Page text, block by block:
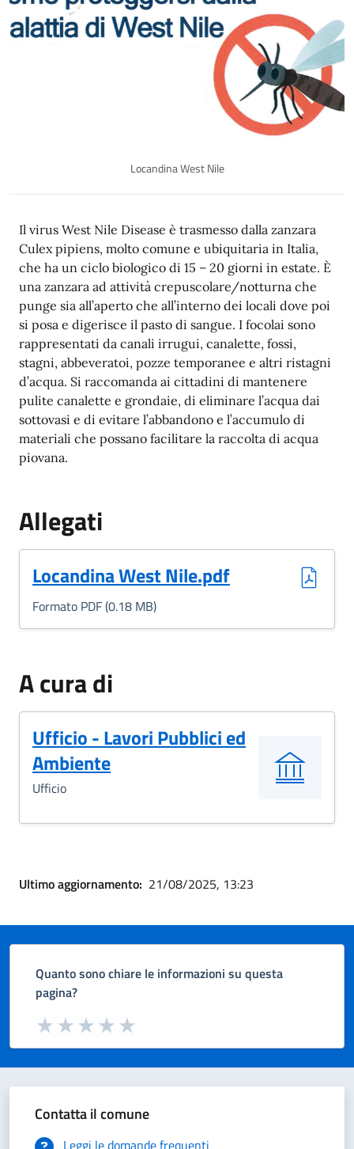
Locandina West Nile
Descrizione
Il virus West Nile Disease è trasmesso dalla zanzara
Culex pipiens, molto comune e ubiquitaria in Italia,
che ha un ciclo biologico di 15 – 20 giorni in estate. È
una zanzara ad attività crepuscolare/notturna che
punge sia all’aperto che all’interno dei locali dove poi
si posa e digerisce il pasto di sangue. I focolai sono
rappresentati da canali irrugui, canalette, fossi,
stagni, abbeveratoi, pozze temporanee e altri ristagni
d’acqua. Si raccomanda ai cittadini di mantenere
pulite canalette e grondaie, di eliminare l’acqua dai
sottovasi e di evitare l’abbandono e l’accumulo di
materiali che possano facilitare la raccolta di acqua
piovana.
Allegati
Locandina West Nile.pdf
(Formato PDF, 0.18 MB)
Formato PDF (0.18 MB)
A cura di
Ufficio - Lavori Pubblici ed
Ambiente
Ufficio
Ultimo aggiornamento: 21/08/2025, 13:23
Quanto sono chiare le informazioni su questa
pagina?
Valuta da 1 a 5 stelle la pagina
Valuta 5 stelle su 5
Valuta 4 stelle su 5
Valuta 3 stelle su 5
Valuta 2 stelle su 5
Valuta 1 stelle su 5
Contatta il comune
Leggi le domande frequenti